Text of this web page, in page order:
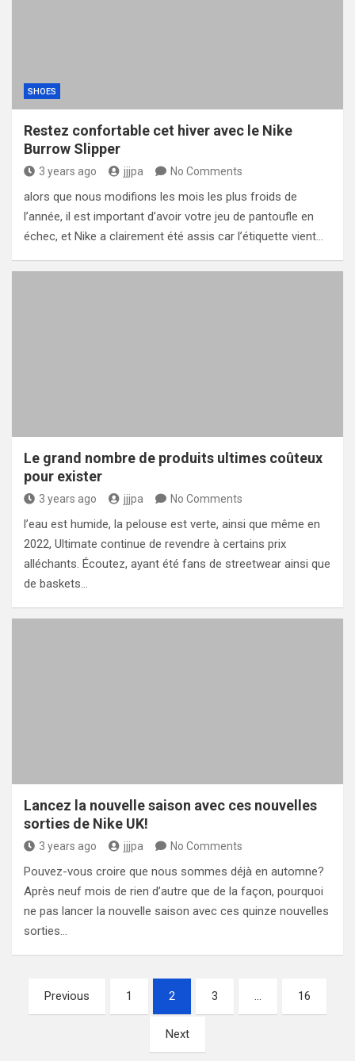
SHOES
Restez confortable cet hiver avec le Nike
Burrow Slipper
3 years ago jjjpa No Comments
alors que nous modifions les mois les plus froids de
l’année, il est important d’avoir votre jeu de pantoufle en
échec, et Nike a clairement été assis car l’étiquette vient…
Le grand nombre de produits ultimes coûteux
pour exister
3 years ago jjjpa No Comments
l’eau est humide, la pelouse est verte, ainsi que même en
2022, Ultimate continue de revendre à certains prix
alléchants. Écoutez, ayant été fans de streetwear ainsi que
de baskets…
Lancez la nouvelle saison avec ces nouvelles
sorties de Nike UK!
3 years ago jjjpa No Comments
Pouvez-vous croire que nous sommes déjà en automne?
Après neuf mois de rien d’autre que de la façon, pourquoi
ne pas lancer la nouvelle saison avec ces quinze nouvelles
sorties…
Posts
navigation
Previous 1 2 3 … 16
Next